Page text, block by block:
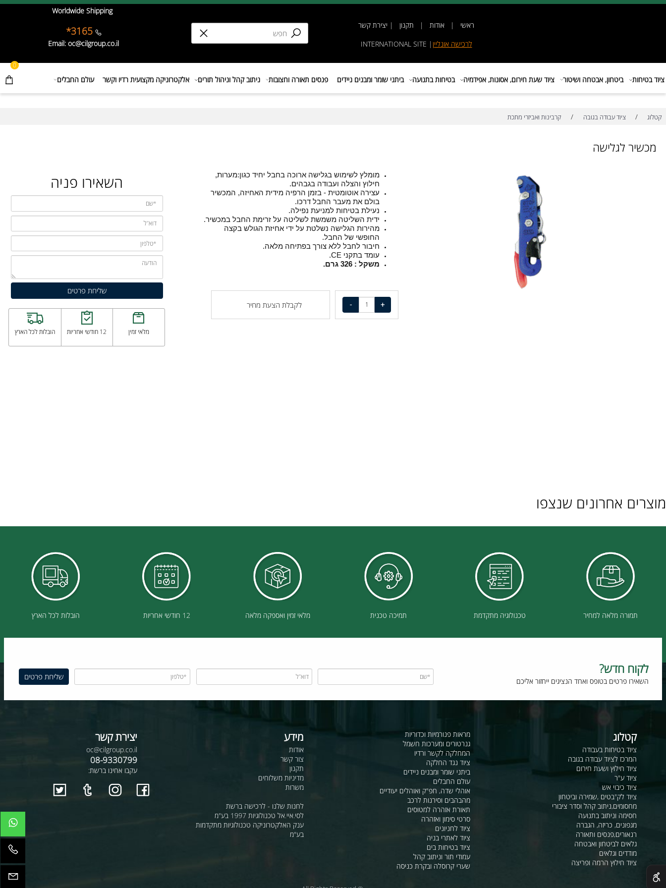
|אודות |תקנון |יצירת קשר
לרכישהאונליין|
INTERNATIONAL SITE
Worldwide Shipping
3165*
Email: oc@cilgroup.co.il
0
ביטחון, אבטחה ושיטור ציוד שעת חירום, אסונות, אפידמיה בטיחות בתנועה ביתני שומר ומבנים ניידים פנסים תאורה וחצובות ניתוב קהל וניהול תורים אלקטרוניקה מקצועית רדיו וקשר עולם החבלים
ציוד עבודה בגובה / קרבינות ואביזרי מתכת
לגלישה
מומלץ לשימוש בגלישה ארוכה בחבל יחיד כגון:מערות,
חילוץ והצלה ועבודה בגבהים.
עצירה אוטומטית - בזמן הרפיה מידית האחיזה, המכשיר
בולם את מעבר החבל דרכו.
נעילת בטיחות למניעת נפילה.
ידית השליטה משמשת לשליטה על זרימת החבל במכשיר.
מהירות הגלישה נשלטת על ידי אחיזת הגולש בקצה
החופשי של החבל.
חיבור לחבל ללא צורך בפתיחה מלאה.
עומד בתקני CE.
לקבלת הצעת מחיר
השאירו פניה
מלאי זמין 12 חודשי אחריות הובלות לכל הארץ
אחרונים שנצפו
תמורה מלאה למחיר טכנולוגיה מתקדמת תמיכה טכנית מלאי זמין ואספקה מלאה 12 חודשי אחריות הובלות לכל הארץ
חדש?
פרטים בטופס ואחד הנציגים ייחזור אליכם
ציוד בטיחות בעבודה
המרכז לציוד עבודה בגובה
ציוד חילוץ ושעת חירום
ציוד כיבוי אש
ציוד לק"בטים ,שמירה וביטחון
מחסומים,ניתוב קהל וסדר ציבורי
חסימה וניתוב בתנועה
מגפונים, כריזה, הגברה
רנאורים,פנסים ותאורה
גלאים לביטחון ואבטחה
מראות פנורמיות וכדוריות
גנרטורים ומערכות חשמל
המחלקה לקשר ורדיו
ציוד נגד החלקה
ביתני שומר ומבנים ניידים
עולם החבלים
אוהלי שדה, חפ"ק ואוהלים יעודיים
מהבהבים וסירנות לרכב
תאורת אזהרה למטוסים
סרטי סימון ואזהרה
ציוד לחניונים
ציוד לאתרי בניה
מידע
אודות
צור קשר
מדיניות משלוחים
משרות
לחנות שלנו - לרכישה ברשת
יצירת קשר
08-9330799